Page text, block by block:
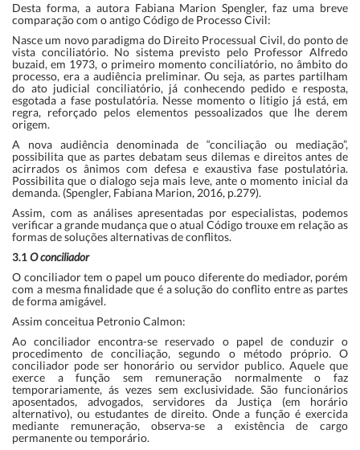
Desta forma, a autora Fabiana Marion Spengler, faz uma breve
comparação com o antigo Código de Processo Civil:
Nasce um novo paradigma do Direito Processual Civil, do ponto de
vista conciliatório. No sistema previsto pelo Professor Alfredo
buzaid, em 1973, o primeiro momento conciliatório, no âmbito do
processo, era a audiência preliminar. Ou seja, as partes partilham
do ato judicial conciliatório, já conhecendo pedido e resposta,
esgotada a fase postulatória. Nesse momento o litigio já está, em
regra, reforçado pelos elementos pessoalizados que lhe derem
origem.
A nova audiência denominada de “conciliação ou mediação”,
possibilita que as partes debatam seus dilemas e direitos antes de
acirrados os ânimos com defesa e exaustiva fase postulatória.
Possibilita que o dialogo seja mais leve, ante o momento inicial da
demanda. (Spengler, Fabiana Marion, 2016, p.279).
Assim, com as análises apresentadas por especialistas, podemos
verificar a grande mudança que o atual Código trouxe em relação as
formas de soluções alternativas de conflitos.
3.1O conciliador
O conciliador tem o papel um pouco diferente do mediador, porém
com a mesma finalidade que é a solução do conflito entre as partes
de forma amigável.
Assim conceitua Petronio Calmon:
Ao conciliador encontra-se reservado o papel de conduzir o
procedimento de conciliação, segundo o método próprio. O
conciliador pode ser honorário ou servidor publico. Aquele que
exerce a função sem remuneração normalmente o faz
temporariamente, ás vezes sem exclusividade. São funcionários
aposentados, advogados, servidores da Justiça (em horário
alternativo), ou estudantes de direito. Onde a função é exercida
mediante remuneração, observa-se a existência de cargo
permanente ou temporário.